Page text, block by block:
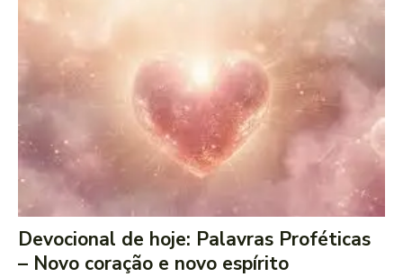
Devocional de hoje: Palavras Proféticas
– Novo coração e novo espírito